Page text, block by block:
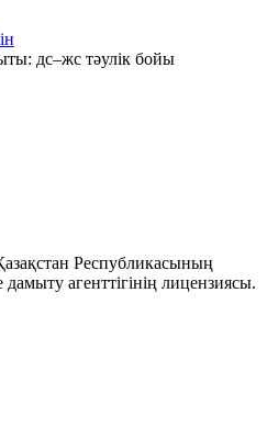
дс–жс тәулік бойы
Республикасының
агенттігінің лицензиясы.